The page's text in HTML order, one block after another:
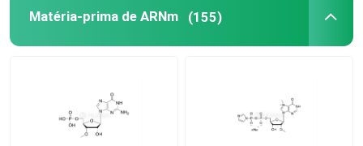
Matéria-prima de ARNm (155)